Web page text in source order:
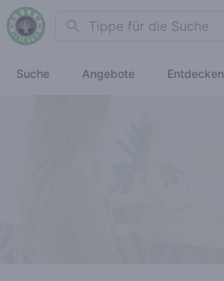
Search
Suche Angebote Entdecken